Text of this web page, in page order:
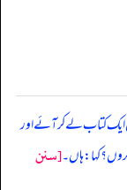
ایک کتاب لے کر آئے اور
کہا: ہاں۔[سنن